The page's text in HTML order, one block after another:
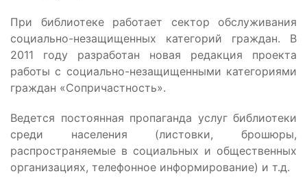
При библиотеке работает сектор обслуживания
социально-незащищенных категорий граждан. В
2011 году разработан новая редакция проекта
работы с социально-незащищенными категориями
граждан «Сопричастность».
Ведется постоянная пропаганда услуг библиотеки
среди населения (листовки, брошюры,
распространяемые в социальных и общественных
организациях, телефонное информирование) и т.д.